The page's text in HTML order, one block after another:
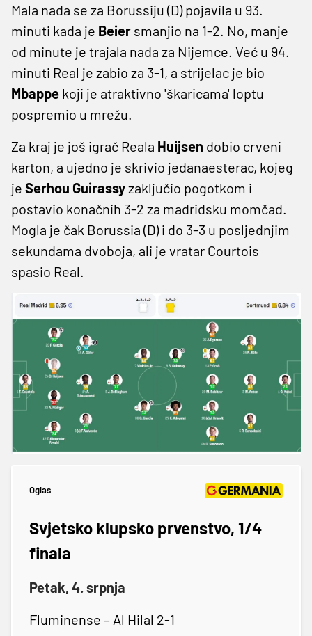
Mala nada se za Borussiju (D) pojavila u 93.
minuti kada je Beier smanjio na 1-2. No, manje
od minute je trajala nada za Nijemce. Već u 94.
minuti Real je zabio za 3-1, a strijelac je bio
Mbappe koji je atraktivno 'škaricama' loptu
pospremio u mrežu.
Za kraj je još igrač Reala Huijsen dobio crveni
karton, a ujedno je skrivio jedanaesterac, kojeg
je Serhou Guirassyzaključio pogotkom i
postavio konačnih 3-2 za madridsku momčad.
Mogla je čak Borussia (D) i do 3-3 u posljednjim
sekundama dvoboja, ali je vratar Courtois
spasio Real.
Oglas
Svjetsko klupsko prvenstvo, 1/4
finala
Petak, 4. srpnja
Fluminense – Al Hilal 2-1